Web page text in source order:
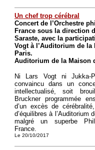
Un chef trop cérébral
Concert de l’Orchestre
France sous la direction
Saraste, avec la
Vogt à l’Auditorium de la
Paris.
Auditorium de la Maison
Ni Lars Vogt ni Jukka-
convaincu dans un
intellectualisé, soit
Bruckner programmée
d’un excès de
d’équilibres à l’Auditorium
malgré un superbe
France.
Le 20/10/2017